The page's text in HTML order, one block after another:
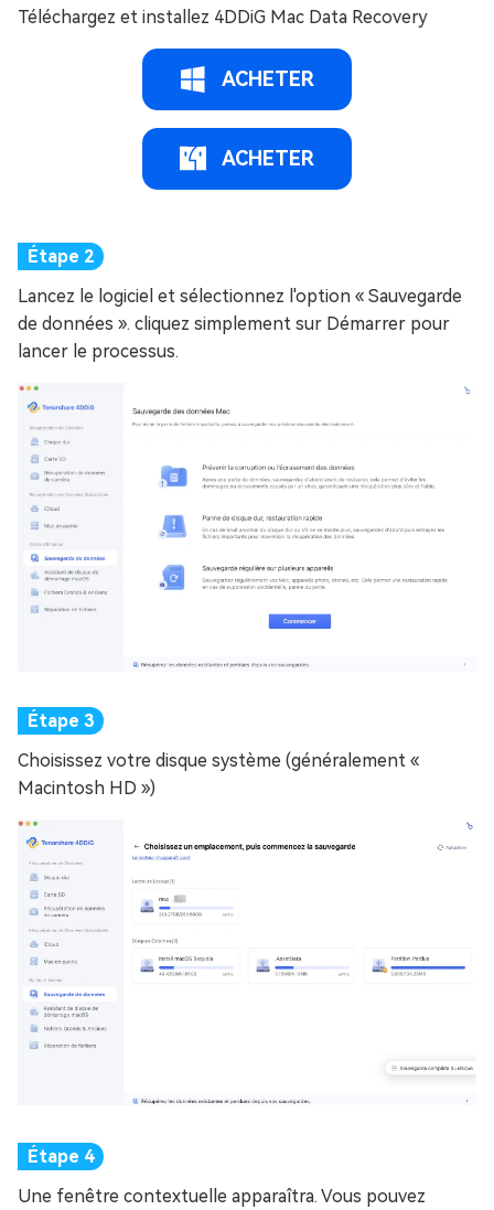
Téléchargez et installez 4DDiG Mac Data Recovery
ACHETER
ACHETER
Lancez le logiciel et sélectionnez l'option « Sauvegarde
de données ». cliquez simplement sur Démarrer pour
lancer le processus.
Choisissez votre disque système (généralement «
Macintosh HD »)
Une fenêtre contextuelle apparaîtra. Vous pouvez